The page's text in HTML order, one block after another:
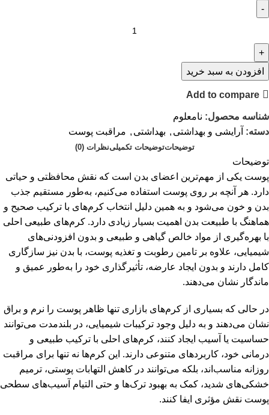
افزودن به سبد خرید
Add to compare
شناسه محصول: نامعلوم
دسته: آرایشی و بهداشتی , بهداشتی , مراقبت پوست
توضیحاتتوضیحات تکمیلینظرات (0)
توضیحات
پوست یکی از مهم‌ترین اعضای بدن است که نقش محافظتی و حیاتی
دارد. هر آنچه بر روی پوست استفاده می‌کنیم، به‌طور مستقیم جذب
بدن و خون می‌شود و به همین دلیل انتخاب کرم‌های با ترکیب صحیح و
هماهنگ با طبیعت بدن اهمیت بسیار زیادی دارد. کرم‌های طبیعی احلی
با بهره‌گیری از مواد خالص گیاهی و طبیعی و بدون افزودنی‌های
شیمیایی، علاوه بر تامین رطوبت و تغذیه پوست، با بدن نیز سازگاری
کامل دارند و بدون ایجاد عارضه، تأثیرگذاری خود را به‌طور عمیق و
ماندگار نشان می‌دهند.
در حالی که بسیاری از کرم‌های بازاری تنها ظاهر پوست را نرم و براق
نشان می‌دهند و به دلیل وجود ترکیبات شیمیایی، در بلندمدت می‌توانند
حساسیت یا آسیب ایجاد کنند، کرم‌های احلی با ترکیب طبیعی و
درمانی خود، کاربردهای متنوعی دارند. این کرم‌ها نه تنها برای مراقبت
روزانه مناسب‌اند، بلکه می‌توانند در کاهش التهابات پوستی، ترمیم
خشکی‌های شدید، کمک به بهبود ترک‌ها و حتی التیام آسیب‌های سطحی
پوست نقش مؤثری ایفا کنند.